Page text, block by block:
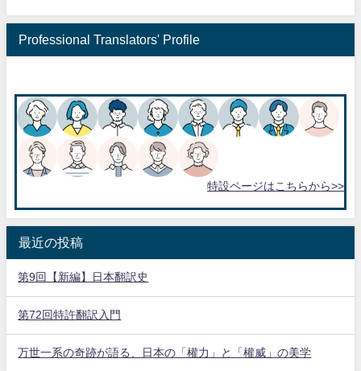
Professional Translators' Profile
特設ページはこちらから>>
最近の投稿
第9回【新編】日本翻訳史
第72回特許翻訳入門
万世一系の奇跡が語る、日本の「權力」と「權威」の美学